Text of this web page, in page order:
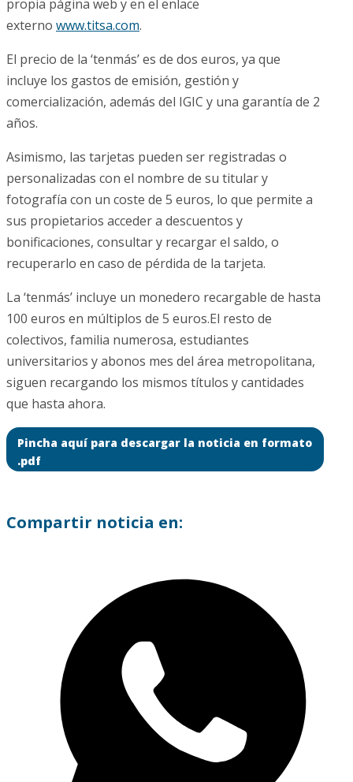
propia página web y en el enlace
externo www.titsa.com.
El precio de la ‘tenmás’ es de dos euros, ya que
incluye los gastos de emisión, gestión y
comercialización, además del IGIC y una garantía de 2
años.
Asimismo, las tarjetas pueden ser registradas o
personalizadas con el nombre de su titular y
fotografía con un coste de 5 euros, lo que permite a
sus propietarios acceder a descuentos y
bonificaciones, consultar y recargar el saldo, o
recuperarlo en caso de pérdida de la tarjeta.
La ‘tenmás’ incluye un monedero recargable de hasta
100 euros en múltiplos de 5 euros.El resto de
colectivos, familia numerosa, estudiantes
universitarios y abonos mes del área metropolitana,
siguen recargando los mismos títulos y cantidades
que hasta ahora.
Pincha aquí para descargar la noticia en formato
.pdf
Compartir noticia en: